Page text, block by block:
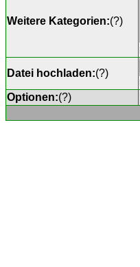
Weitere Kategorien:(?)
Datei hochladen:(?)
Optionen:(?)